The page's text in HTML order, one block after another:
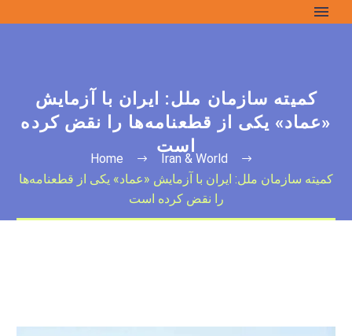
کمیته سازمان ملل: ایران با آزمایش
«عماد» یکی از قطعنامه‌ها را نقض کرده‌
است
Home
Iran & World
کمیته سازمان ملل: ایران با آزمایش «عماد» یکی از قطعنامه‌ها
را نقض کرده‌ است